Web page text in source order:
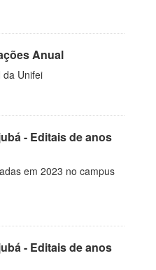
Anual
da Unifei
- Editais de anos
em 2023 no campus
- Editais de anos